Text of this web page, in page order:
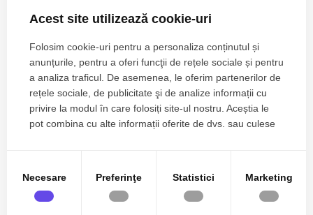
Penthouse 5 camere, 230 mp, Gruia – vilă
exclusivistă, terasă 50 mp
Cluj-Napoca, Gruia 459.500€
5 camere 3 bai 230mp
Apartamente de vanzare
Apartamente de vanzare in Cluj-Napoca
Acest site utilizează cookie-uri
Folosim cookie-uri pentru a personaliza conținutul și
anunțurile, pentru a oferi funcţii de rețele sociale și pentru
a analiza traficul. De asemenea, le oferim partenerilor de
rețele sociale, de publicitate şi de analize informații cu
privire la modul în care folosiți site-ul nostru. Aceștia le
pot combina cu alte informații oferite de dvs. sau culese
Necesare Preferinţe Statistici Marketing